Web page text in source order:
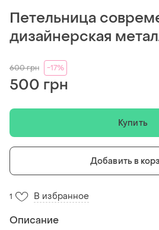
Петельница
дизайнерская
600грн -17%
500 грн
Купить
Добавить в
1 В избранное
Описание